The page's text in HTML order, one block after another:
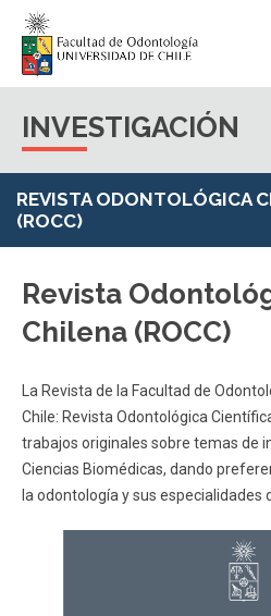
ADMISIÓN
POSTGRADOS Y
ESTUDIANTES
INVESTIGACIÓN
REVISTA ODONTOLÓGICA
(ROCC)
Revista
Chilena (ROCC)
La Revista de la Facultad de
Chile: Revista Odontológica
trabajos originales sobre temas de
Ciencias Biomédicas, dando
la odontología y sus especialidades